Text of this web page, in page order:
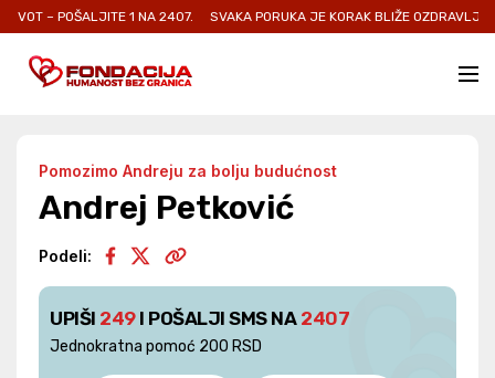
POŠALJITE 1 NA 2407. SVAKA PORUKA JE KORAK BLIŽE OZDRAVLJENJU I
Pomozimo Andreju za bolju budućnost
Andrej Petković
Podeli:
UPIŠI 249I POŠALJI SMS NA 2407
Jednokratna pomoć 200 RSD